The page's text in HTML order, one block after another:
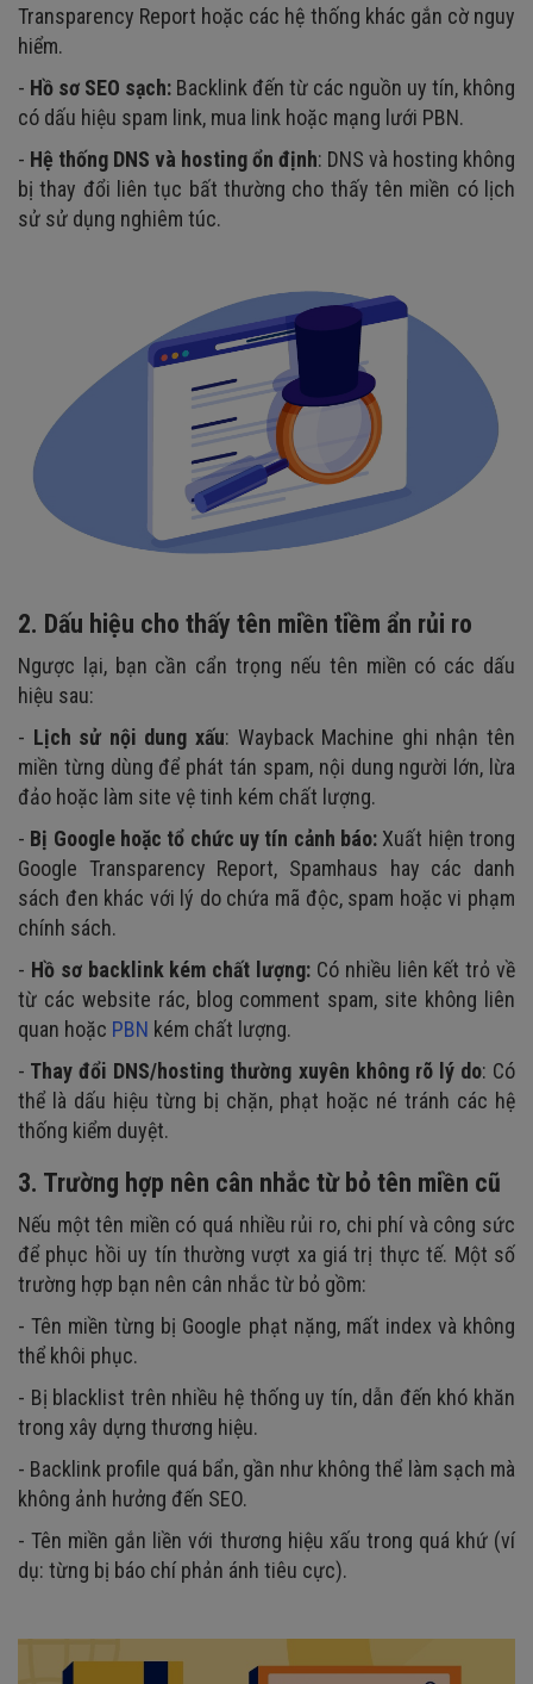
Transparency Report hoặc các hệ thống khác gắn cờ nguy
hiểm.
- Hồ sơ SEO sạch: Backlink đến từ các nguồn uy tín, không
có dấu hiệu spam link, mua link hoặc mạng lưới PBN.
- Hệ thống DNS và hosting ổn định: DNS và hosting không
bị thay đổi liên tục bất thường cho thấy tên miền có lịch
sử sử dụng nghiêm túc.
2. Dấu hiệu cho thấy tên miền tiềm ẩn rủi ro
Ngược lại, bạn cần cẩn trọng nếu tên miền có các dấu
hiệu sau:
- Lịch sử nội dung xấu: Wayback Machine ghi nhận tên
miền từng dùng để phát tán spam, nội dung người lớn, lừa
đảo hoặc làm site vệ tinh kém chất lượng.
- Bị Google hoặc tổ chức uy tín cảnh báo: Xuất hiện trong
Google Transparency Report, Spamhaus hay các danh
sách đen khác với lý do chứa mã độc, spam hoặc vi phạm
chính sách.
- Hồ sơ backlink kém chất lượng: Có nhiều liên kết trỏ về
từ các website rác, blog comment spam, site không liên
quan hoặc PBN kém chất lượng.
- Thay đổi DNS/hosting thường xuyên không rõ lý do: Có
thể là dấu hiệu từng bị chặn, phạt hoặc né tránh các hệ
thống kiểm duyệt.
3. Trường hợp nên cân nhắc từ bỏ tên miền cũ
Nếu một tên miền có quá nhiều rủi ro, chi phí và công sức
để phục hồi uy tín thường vượt xa giá trị thực tế. Một số
trường hợp bạn nên cân nhắc từ bỏ gồm:
- Tên miền từng bị Google phạt nặng, mất index và không
thể khôi phục.
- Bị blacklist trên nhiều hệ thống uy tín, dẫn đến khó khăn
trong xây dựng thương hiệu.
- Backlink profile quá bẩn, gần như không thể làm sạch mà
không ảnh hưởng đến SEO.
- Tên miền gắn liền với thương hiệu xấu trong quá khứ (ví
dụ: từng bị báo chí phản ánh tiêu cực).